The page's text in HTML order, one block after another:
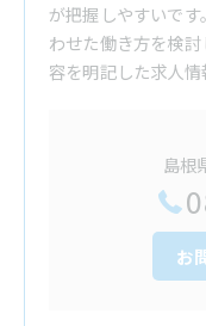
が把握しやすいで
わせた働き方を検
容を明記した求人情
島根
お